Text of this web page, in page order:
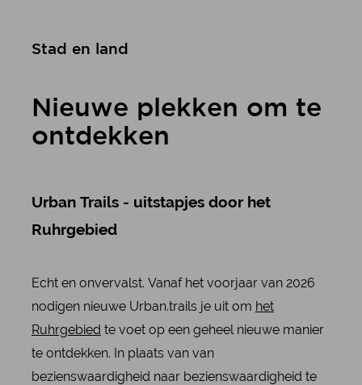
Stad en land
Nieuwe plekken om te
ontdekken
Urban Trails - uitstapjes door het
Ruhrgebied
Echt en onvervalst. Vanaf het voorjaar van 2026
nodigen nieuwe Urban.trails je uit om het
Ruhrgebied te voet op een geheel nieuwe manier
te ontdekken. In plaats van van
bezienswaardigheid naar bezienswaardigheid te